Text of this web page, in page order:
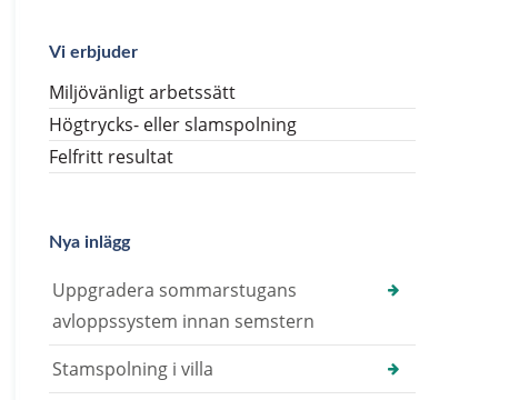
Vi erbjuder
Miljövänligt arbetssätt
Högtrycks- eller slamspolning
Felfritt resultat
Nya inlägg
Uppgradera sommarstugans
avloppssystem innan semstern
Stamspolning i villa